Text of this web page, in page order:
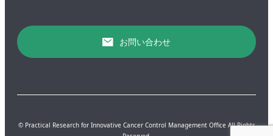
お問い合わせ
© Practical Research for Innovative Cancer Control Management Office All Rights